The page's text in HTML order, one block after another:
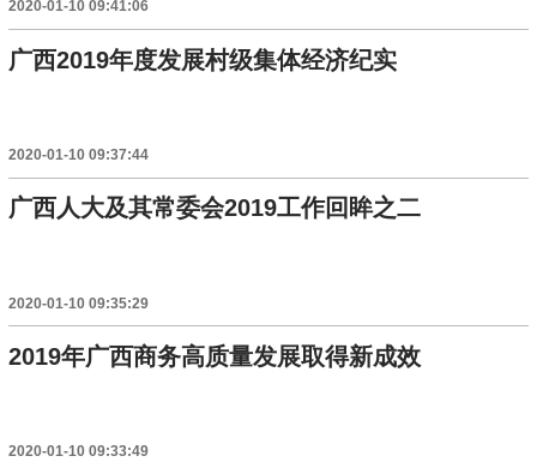
2020-01-10 09:41:06
广西2019年度发展村级集体经济纪实
2020-01-10 09:37:44
广西人大及其常委会2019工作回眸之二
2020-01-10 09:35:29
2019年广西商务高质量发展取得新成效
2020-01-10 09:33:49